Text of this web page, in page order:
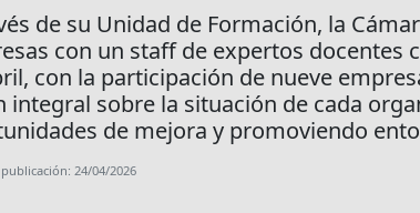
de su Unidad de Formación, la
con un staff de expertos docentes
con la participación de nueve
integral sobre la situación de cada
de mejora y promoviendo
publicación: 24/04/2026